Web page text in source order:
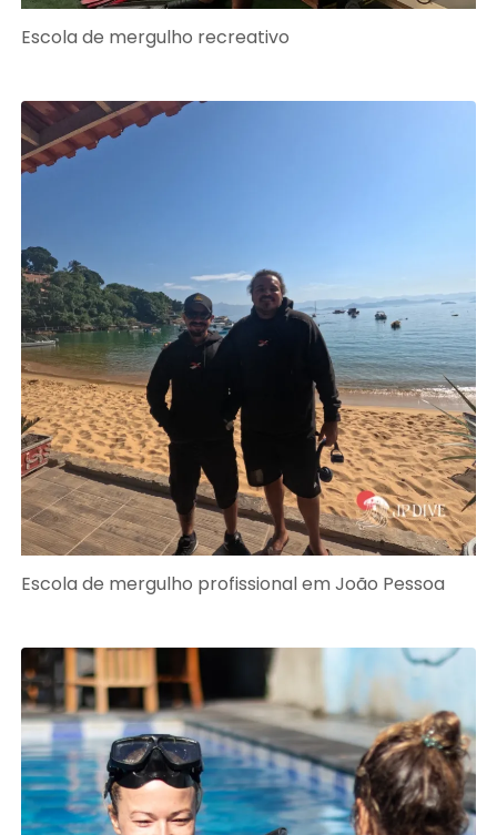
Escola de mergulho recreativo
Escola de mergulho profissional em João Pessoa